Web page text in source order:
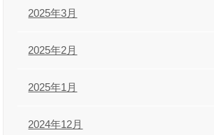
2025年3月
2025年2月
2025年1月
2024年12月